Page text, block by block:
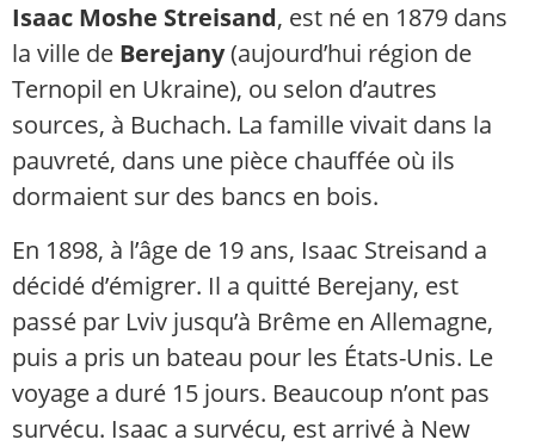
Isaac Moshe Streisand, est né en 1879 dans
la ville de Berejany(aujourd’hui région de
Ternopil en Ukraine), ou selon d’autres
sources, à Buchach. La famille vivait dans la
pauvreté, dans une pièce chauffée où ils
dormaient sur des bancs en bois.
En 1898, à l’âge de 19 ans, Isaac Streisand a
décidé d’émigrer. Il a quitté Berejany, est
passé par Lviv jusqu’à Brême en Allemagne,
puis a pris un bateau pour les États-Unis. Le
voyage a duré 15 jours. Beaucoup n’ont pas
survécu. Isaac a survécu, est arrivé à New